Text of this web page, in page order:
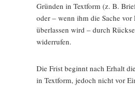
Gründen in Textform (z. B.
oder – wenn ihm die Sache vor
überlassen wird – durch
widerrufen.
Die Frist beginnt nach Erhalt
in Textform, jedoch nicht vor